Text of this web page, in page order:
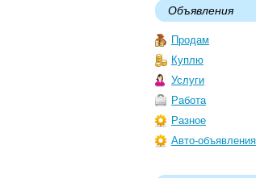
Объявления
Продам
Куплю
Услуги
Работа
Разное
Авто-объявления